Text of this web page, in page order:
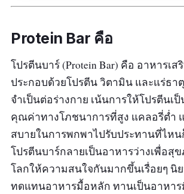
โกแลต น่าจะเพิ่มดาร์กช็อกโกแลตม
หน่อย จะอร่อยมาก ส่วนรสคุ๊กกี้ หอ
ออกมาเลย รสบลูเบอร์รี่คือ เหมือน
รวมอร่อยดี แต่ราคาสูงไปหน่อย”
Protein Bar คือ
โปรตีนบาร์ (Protein Bar) คือ อาหารเส
ประกอบด้วยโปรตีน วิตามิน และแร่ธา
จำเป็นต่อร่างกาย เน้นการให้โปรตีนเ
คุณค่าทางโภชนาการที่สูง แคลอรี่ต่ำ
สบายในการพกพาไปรับประทานที่ไห
โปรตีนบาร์กลายเป็นอาหารว่างเพื่อสุ
โลกให้ความสนใจกันมากขึ้นเรื่อยๆ นิ
ทดแทนอาหารมื้อหลัก ทานเป็นอาหา